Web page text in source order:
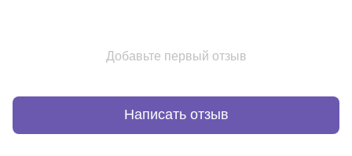
Добавьте первый отзыв
Написать отзыв